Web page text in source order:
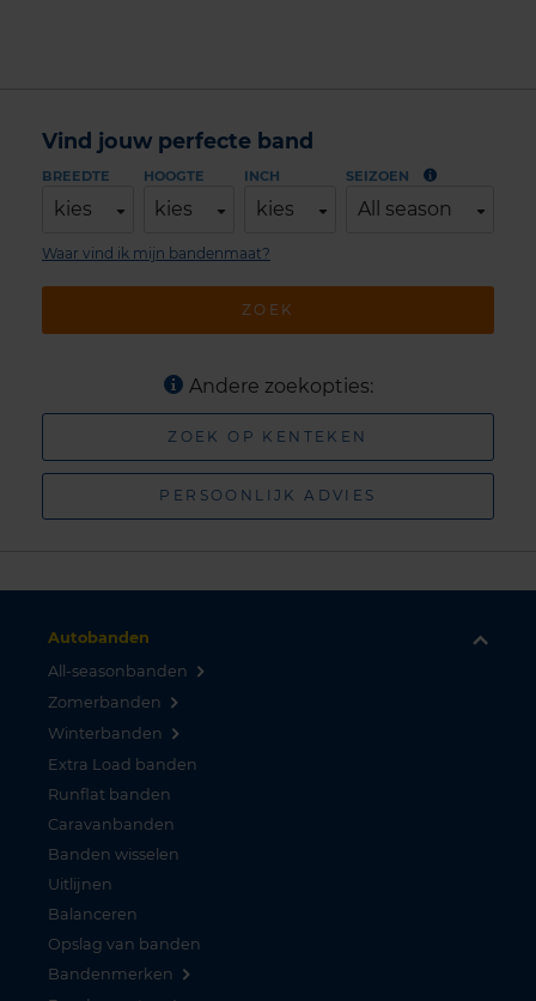
Vind jouw perfecte band
BREEDTE
kies
HOOGTE
kies
INCH
kies
SEIZOEN
All season
ZOEK
Waar vind ik mijn bandenmaat?
Andere zoekopties:
ZOEK OP KENTEKEN
PERSOONLIJK ADVIES
Autobanden
All-seasonbanden
Zomerbanden
Winterbanden
Extra Load banden
Runflat banden
Caravanbanden
Banden wisselen
Uitlijnen
Balanceren
Opslag van banden
Bandenmerken